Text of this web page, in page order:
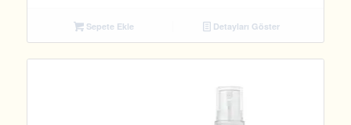
Sepete Ekle Detayları Göster